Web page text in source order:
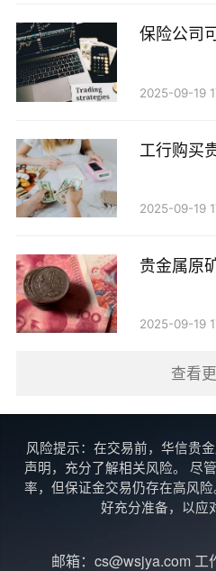
同的平台上进行交易，可以
对于一些职业交易者来说，
更好地管理风险和提高交易灵
号中风险较大，开设多个账
险。例如，你可以在一个账
一个账号中进行短期交易，
开设多个贵金属账号的
虽然开设多个贵金属账
便利性，但在实际操作中，
1. 账户管理：多个账号
资者需要合理安排时间和精
账号的交易情况和市场动态。
2. 手续费和成本：不同
保险公司
2025-09-19
工行购买
2025-09-19
贵金属原
2025-09-19
查看
风险提示：在交易前，华信贵
声明，充分了解相关风险。 尽
率，但保证金交易仍存在高风
好充分准备，以应
邮箱：cs@wsjya.com 工